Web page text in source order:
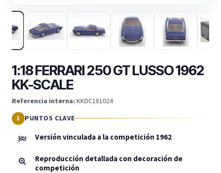
1:18 FERRARI 250 GT LUSSO 1962
KK-SCALE
Referencia interna: KKDC181024
PUNTOS CLAVE
Versión vinculada a la competición 1962
Reproducción detallada con decoración de
competición